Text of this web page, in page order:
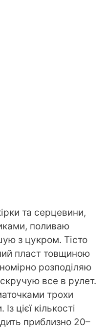
та серцевини,
поливаю
з цукром. Тісто
пласт товщиною
розподіляю
все в рулет.
трохи
цієї кількості
приблизно 20–